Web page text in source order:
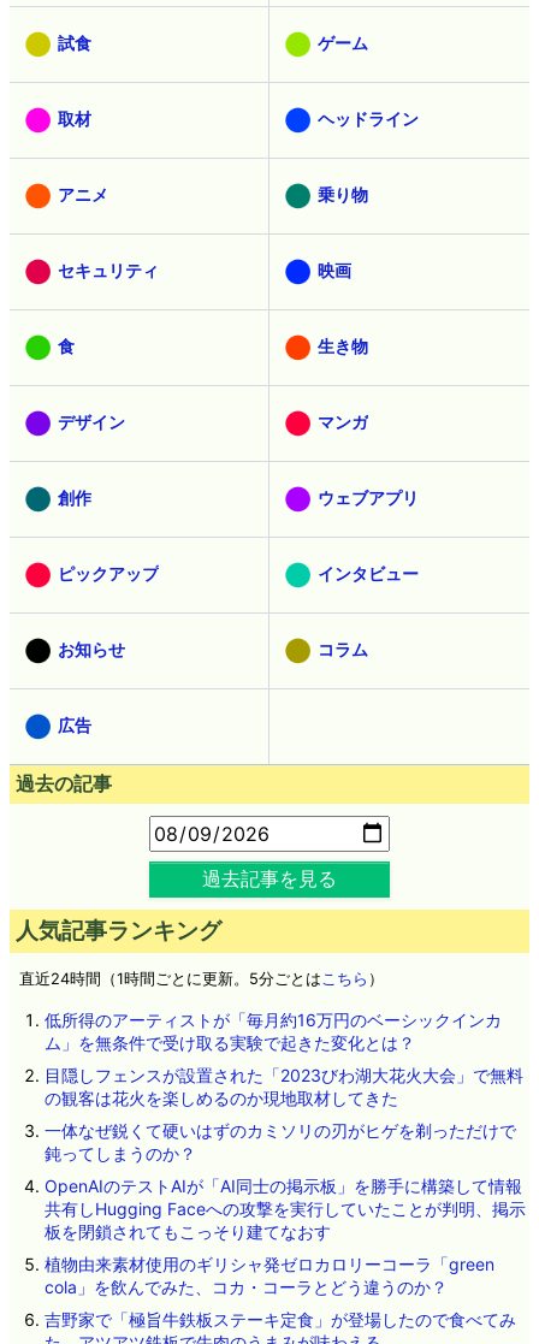
試食 ゲーム
取材 ヘッドライン
アニメ 乗り物
セキュリティ 映画
食 生き物
デザイン マンガ
創作 ウェブアプリ
ピックアップ インタビュー
お知らせ コラム
広告
過去の記事
過去記事を見る
人気記事ランキング
直近24時間（1時間ごとに更新。5分ごとは こちら ）
低所得のアーティストが「毎月約16万円のベーシックインカ
ム」を無条件で受け取る実験で起きた変化とは？
目隠しフェンスが設置された「2023びわ湖大花火大会」で無料
の観客は花火を楽しめるのか現地取材してきた
一体なぜ鋭くて硬いはずのカミソリの刃がヒゲを剃っただけで
鈍ってしまうのか？
OpenAIのテストAIが「AI同士の掲示板」を勝手に構築して情報
共有しHugging Faceへの攻撃を実行していたことが判明、掲示
板を閉鎖されてもこっそり建てなおす
植物由来素材使用のギリシャ発ゼロカロリーコーラ「green
cola」を飲んでみた、コカ・コーラとどう違うのか？
吉野家で「極旨牛鉄板ステーキ定食」が登場したので食べてみ